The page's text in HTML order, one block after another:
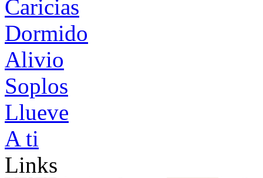
Caricias
Dormido
Alivio
Soplos
Llueve
A ti
Links